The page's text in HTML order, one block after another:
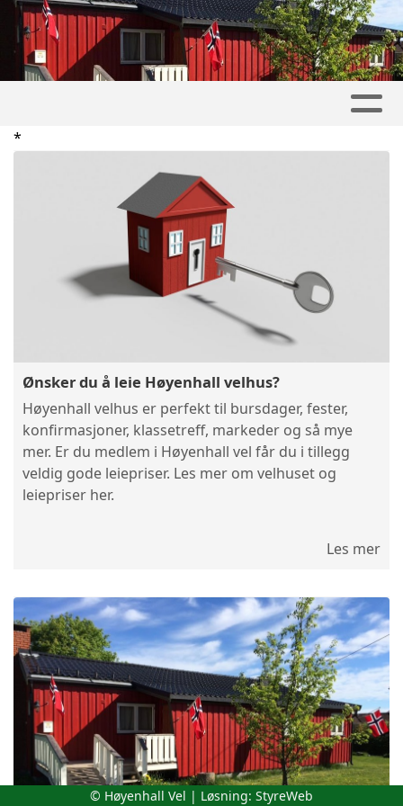
*
Ønsker du å leie Høyenhall velhus?
Høyenhall velhus er perfekt til bursdager, fester,
konfirmasjoner, klassetreff, markeder og så mye
mer. Er du medlem i Høyenhall vel får du i tillegg
veldig gode leiepriser. Les mer om velhuset og
leiepriser her.
Les mer
© Høyenhall Vel | Løsning: StyreWeb